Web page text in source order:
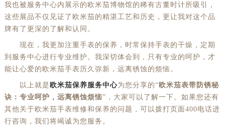
我也被服务中心内展示的欧米茄博物馆的稀有古董时计所吸引，
这些展品不仅见证了欧米茄的精湛工艺和历史，更让我对这个品
牌有了更深的了解和认同。
现在，我更加注重手表的保养，时常保持手表的干燥，定期
到服务中心进行专业维护。我深切体会到，只有专业的呵护，才
能让心爱的欧米茄手表历久弥新，远离锈蚀的烦恼。
以上就是 欧米茄保养服务中心为您分享的“欧米茄表带防锈秘
诀：专业呵护，远离锈蚀烦恼”，大家可以了解一下。如果您还有
其他关于欧米茄手表维修和保养的问题，可以拨打页面400电话进
行咨询，我们将竭诚为您服务。